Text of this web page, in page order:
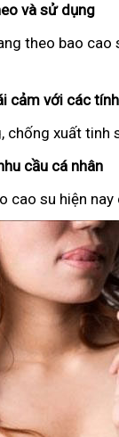
và sử dụng
theo bao
cảm với các
chống xuất tinh
cầu cá nhân
cao su hiện